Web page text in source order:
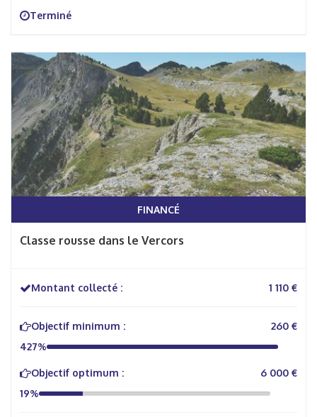
Terminé
FINANCÉ
Classe rousse dans le Vercors
Montant collecté : 1 110 €
Objectif minimum :
260 €
427%
Objectif optimum :
6 000 €
19%